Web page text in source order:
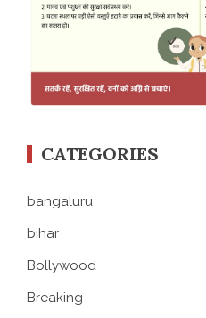
CATEGORIES
bangaluru
bihar
Bollywood
Breaking